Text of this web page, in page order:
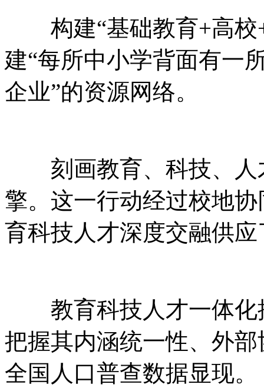
构建“基础教育+高校+
建“每所中小学背面有一
企业”的资源网络。
刻画教育、科技、人
擎。这一行动经过校地
育科技人才深度交融供
教育科技人才一体化
把握其内涵统一性、外
全国人口普查数据显现。